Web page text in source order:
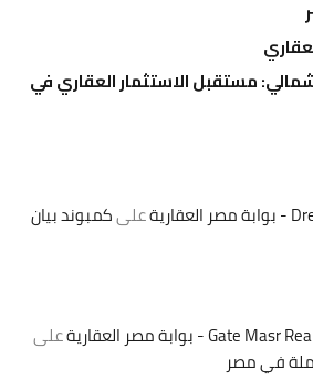
مستقبل الاستثمار العقاري في
علىكمبوند بيان
على
في مصر